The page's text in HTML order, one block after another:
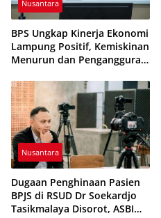
Nusantara
BPS Ungkap Kinerja Ekonomi
Lampung Positif, Kemiskinan
Menurun dan Pengangguran
Nusantara
Dugaan Penghinaan Pasien
BPJS di RSUD Dr Soekardjo
Tasikmalaya Disorot, ASBI